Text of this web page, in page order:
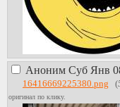
Аноним Суб Янв
16416669225380.png (
оригинал по клику.